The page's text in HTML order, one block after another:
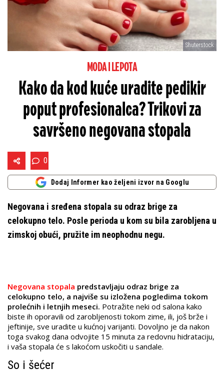
Shuterstock
MODA I LEPOTA
Kako da kod kuće uradite pedikir
poput profesionalca? Trikovi za
savršeno negovana stopala
0
Dodaj Informer kao željeni izvor na Googlu
Negovana i sređena stopala su odraz brige za
celokupno telo. Posle perioda u kom su bila zarobljena u
zimskoj obući, pružite im neophodnu negu.
Negovana stopala predstavljaju odraz brige za
celokupno telo, a najviše su izložena pogledima tokom
prolećnih i letnjih meseci. Potražite neki od salona kako
biste ih oporavili od zarobljenosti tokom zime, ili, još brže i
jeftinije, sve uradite u kućnoj varijanti. Dovoljno je da nakon
toga svakog dana odvojite 15 minuta za redovnu hidrataciju,
i vaša stopala će s lakoćom uskočiti u sandale.
So i šećer